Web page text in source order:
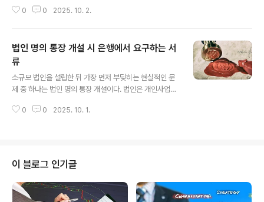
히 등기소에서 서류만 제출한다고 끝나는 일이 아니다. 대
히 챙겨야 하는 절차가 이어진다. 특히 1인 법인의 경우, 직
원이 없어도 대표자가 모든 절차를 직접 수행해야 하므로
더 세밀한 준비가 필요하다. 많은 초보 사업자들이 이 과정
에서 서류 누락이나 신고 지연으로 불필요한 시간과 비용
체 절차를 흐름에 맞게 이해하고, 실무적으로 어떤 순서로
0 0 2025. 10. 2.
법인 명의 통장 개설 시 은행에서 요구하는 서
류
소규모 법인을 설립한 뒤 가장 먼저 부딪히는 현실적인 문
제 중 하나는 법인 명의 통장 개설이다. 법인은 개인사업자
로 투명성이 확보된다. 따라서 은행에서 법인 명의 통장을
되는 경우가 많다. 특히 1인 법인을 설립한 경우 대표자가
모든 절차를 직접 챙겨야 하기 때문에, 필요한 서류를 제대
로 알지 못하면 큰 어려움에 직면한다. 은행은 법인 명의 통
장을 개설할 때 법인의 실체성을 확인하고, 불법적 자금세
0 0 2025. 10. 1.
이 블로그 인기글